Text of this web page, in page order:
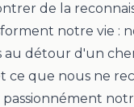
de la
notre vie :
détour d'un
que nous ne
passionnément